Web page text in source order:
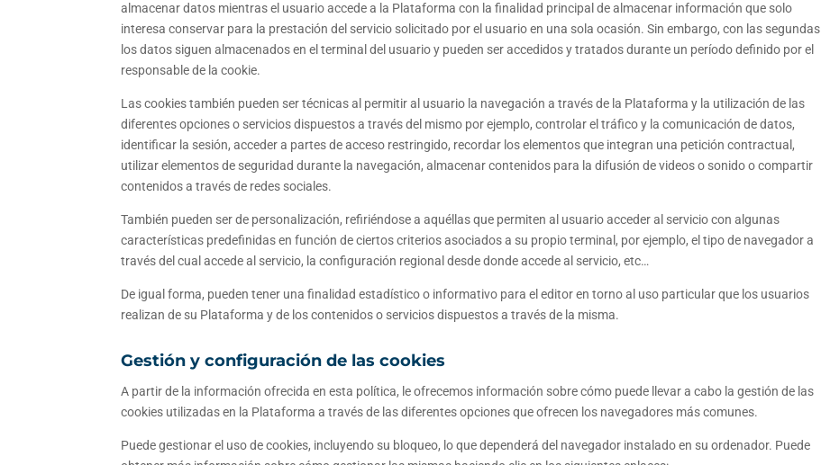
almacenar datos mientras el usuario accede a la Plataforma con la finalidad principal de almacenar información que solo
interesa conservar para la prestación del servicio solicitado por el usuario en una sola ocasión. Sin embargo, con las segundas
los datos siguen almacenados en el terminal del usuario y pueden ser accedidos y tratados durante un período definido por el
responsable de la cookie.
Las cookies también pueden ser técnicas al permitir al usuario la navegación a través de la Plataforma y la utilización de las
diferentes opciones o servicios dispuestos a través del mismo por ejemplo, controlar el tráfico y la comunicación de datos,
identificar la sesión, acceder a partes de acceso restringido, recordar los elementos que integran una petición contractual,
utilizar elementos de seguridad durante la navegación, almacenar contenidos para la difusión de videos o sonido o compartir
contenidos a través de redes sociales.
También pueden ser de personalización, refiriéndose a aquéllas que permiten al usuario acceder al servicio con algunas
características predefinidas en función de ciertos criterios asociados a su propio terminal, por ejemplo, el tipo de navegador a
través del cual accede al servicio, la configuración regional desde donde accede al servicio, etc…
De igual forma, pueden tener una finalidad estadístico o informativo para el editor en torno al uso particular que los usuarios
realizan de su Plataforma y de los contenidos o servicios dispuestos a través de la misma.
Gestión y configuración de las cookies
A partir de la información ofrecida en esta política, le ofrecemos información sobre cómo puede llevar a cabo la gestión de las
cookies utilizadas en la Plataforma a través de las diferentes opciones que ofrecen los navegadores más comunes.
Puede gestionar el uso de cookies, incluyendo su bloqueo, lo que dependerá del navegador instalado en su ordenador. Puede